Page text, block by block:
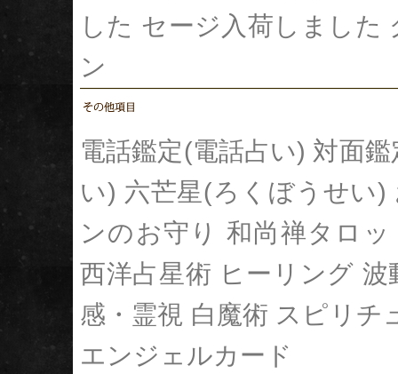
した セージ入荷しました
ン
電話鑑定(電話占い) 対面
い) 六芒星(ろくぼうせい)
ンのお守り 和尚禅タロッ
西洋占星術 ヒーリング 波
感・霊視 白魔術 スピリチ
エンジェルカード